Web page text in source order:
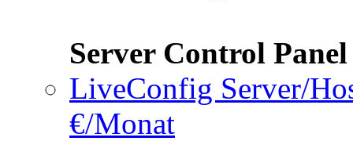
Server Control
LiveConfig Server/
€/Monat